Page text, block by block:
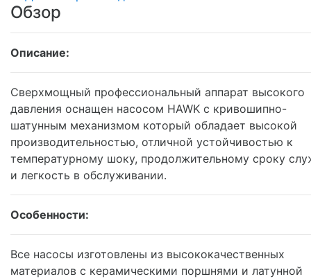
Обзор
Описание:
Сверхмощный профессиональный аппарат высокого
давления оснащен насосом HAWK с кривошипно-
шатунным механизмом который обладает высокой
производительностью, отличной устойчивостью к
температурному шоку, продолжительному сроку
и легкость в обслуживании.
Особенности:
Все насосы изготовлены из высококачественных
материалов с керамическими поршнями и латунной